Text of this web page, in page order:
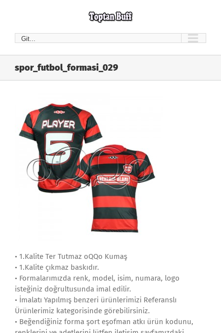
Git...
spor_futbol_formasi_029
• 1.Kalite Ter Tutmaz oQQo Kumaş
• 1.Kalite çıkmaz baskıdır.
• Formalarımızda renk, model, isim, numara, logo
isteğiniz doğrultusunda imal edilir.
• İmalatı Yapılmış benzeri ürünlerimizi Referanslı
Ürünlerimiz kategorisinde görebilirsiniz.
• Beğendiğiniz forma şort eşofman atkı ürün kodunu,